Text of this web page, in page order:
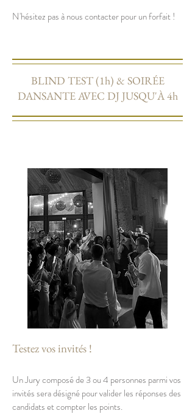
N'hésitez pas à nous contacter pour un forfait !
BLIND TEST (1h) & SOIRÉE
DANSANTE AVEC DJ JUSQU'À 4h
Testez vos invités !
Un Jury composé de 3 ou 4 personnes parmi vos
invités sera désigné pour valider les réponses des
candidats et compter les points.